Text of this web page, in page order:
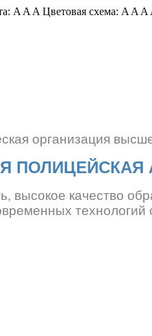
A A A Цветовая схема: A A A
организация
ПОЛИЦЕЙСКАЯ
высокое качество
технологий